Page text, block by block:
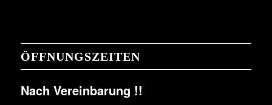
ÖFFNUNGSZEITEN
Nach Vereinbarung !!